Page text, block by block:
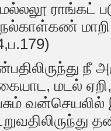
ராங்கட்
மாறி
நீ
மடல்
வன்செயலில்